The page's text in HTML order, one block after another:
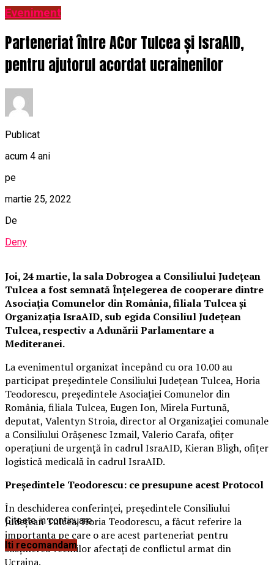
Eveniment
Parteneriat între ACor Tulcea și IsraAID,
pentru ajutorul acordat ucrainenilor
Publicat
acum 4 ani
pe
martie 25, 2022
De
Deny
Joi, 24 martie, la sala Dobrogea a Consiliului Județean
Tulcea a fost semnată Înțelegerea de cooperare dintre
Asociația Comunelor din România, filiala Tulcea și
Organizația IsraAID, sub egida Consiliul Județean
Tulcea, respectiv a Adunării Parlamentare a
Mediteranei.
La evenimentul organizat începând cu ora 10.00 au
participat președintele Consiliului Județean Tulcea, Horia
Teodorescu, președintele Asociației Comunelor din
România, filiala Tulcea, Eugen Ion, Mirela Furtună,
deputat, Valentyn Stroia, director al Organizației comunale
a Consiliului Orășenesc Izmail, Valerio Carafa, ofițer
operațiuni de urgență în cadrul IsraAID, Kieran Bligh, ofițer
logistică medicală în cadrul IsraAID.
Președintele Teodorescu: ce presupune acest Protocol
În deschiderea conferinței, președintele Consiliului
Județean Tulcea, Horia Teodorescu, a făcut referire la
importanța pe care o are acest parteneriat pentru
susținerea vecinilor afectați de conflictul armat din
Ucraina.
Citeste in continuare
Iti recomandam